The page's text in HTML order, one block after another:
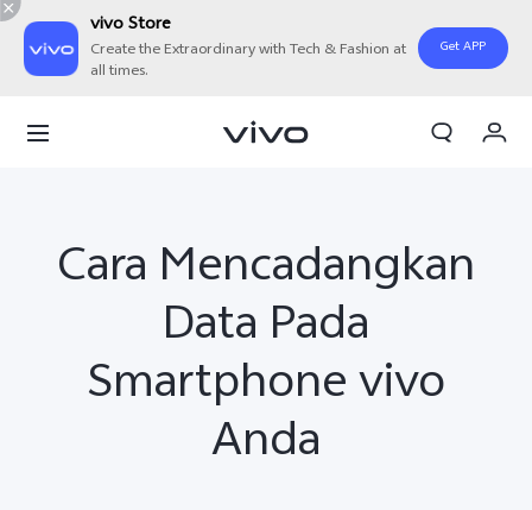
vivo Store
Create the Extraordinary with Tech & Fashion at
all times.
Get APP
Akun Saya
Cara Mencadangkan
Data Pada
Smartphone vivo
Anda